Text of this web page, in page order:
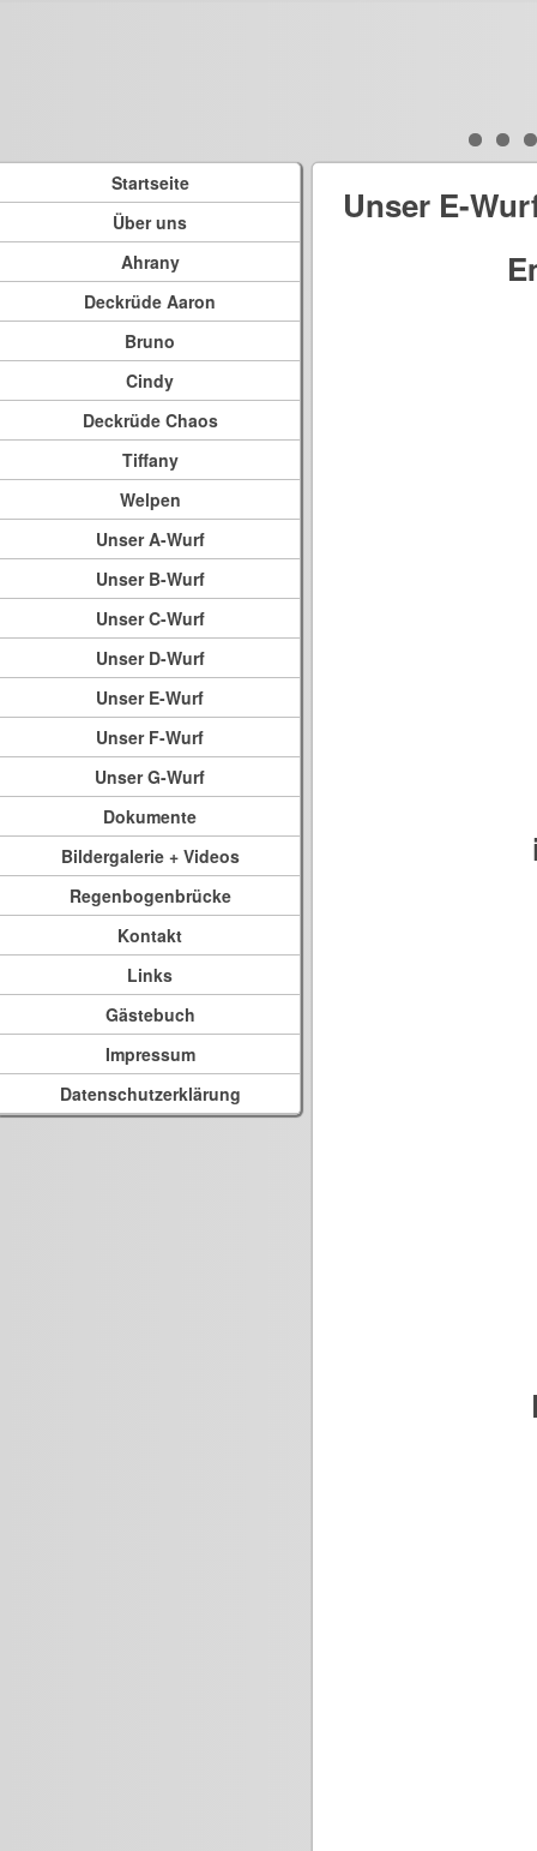
Startseite
Über uns
Ahrany
Deckrüde Aaron
Bruno
Cindy
Deckrüde Chaos
Tiffany
Welpen
Unser A-Wurf
Unser B-Wurf
Unser C-Wurf
Unser D-Wurf
Unser E-Wurf
Unser F-Wurf
Unser G-Wurf
Dokumente
Bildergalerie + Videos
Regenbogenbrücke
Kontakt
Links
Gästebuch
Impressum
Datenschutzerklärung
Unser E-